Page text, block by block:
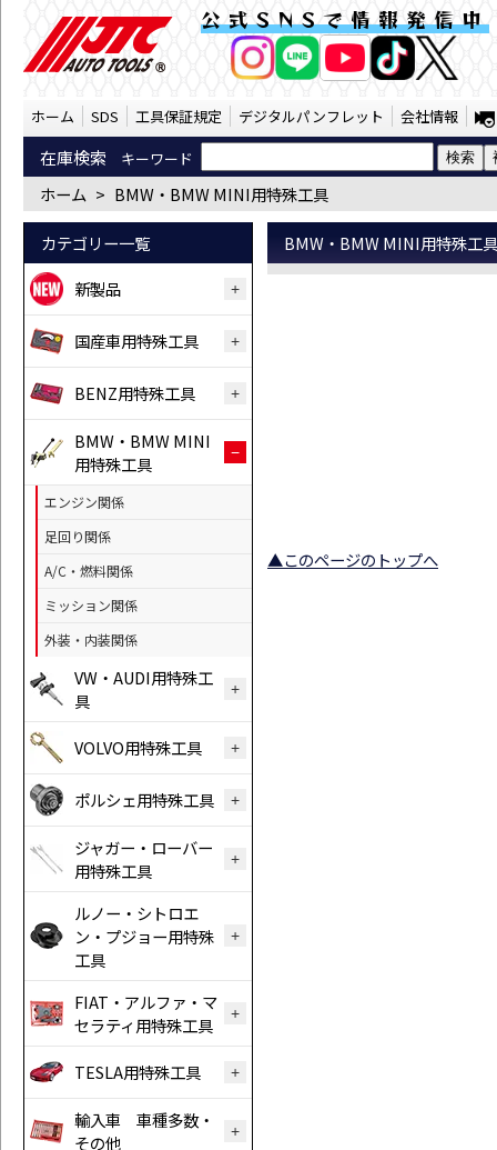
BMW・BMW MINI用特殊工具 （
公式SNSで情報発信中
ホーム SDS 工具保証規定 デジタルパンフレット 会社情報
在庫検索 キーワード
ホーム > BMW・BMW MINI用特殊工具
カテゴリー一覧
新製品
国産車用特殊工具
BENZ用特殊工具
BMW・BMW MINI
用特殊工具
エンジン関係
足回り関係
A/C・燃料関係
ミッション関係
外装・内装関係
VW・AUDI用特殊工
具
VOLVO用特殊工具
ポルシェ用特殊工具
ジャガー・ローバー
用特殊工具
ルノー・シトロエ
ン・プジョー用特殊
工具
FIAT・アルファ・マ
セラティ用特殊工具
TESLA用特殊工具
輸入車 車種多数・
その他
BMW・BMW MINI用特殊工
▲このページのトップへ
AI商品コンシェルジ
オンライン